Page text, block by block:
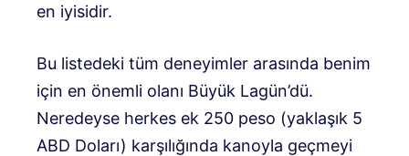
en iyisidir.
Bu listedeki tüm deneyimler arasında benim
için en önemli olanı Büyük Lagün’dü.
Neredeyse herkes ek 250 peso (yaklaşık 5
ABD Doları) karşılığında kanoyla geçmeyi